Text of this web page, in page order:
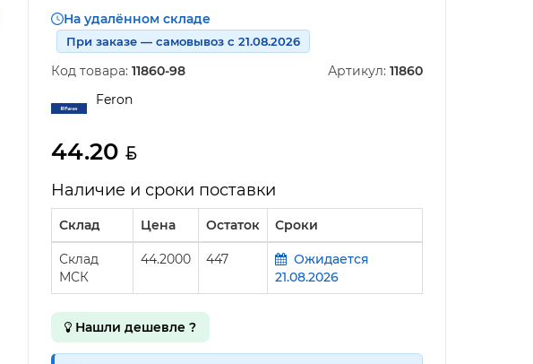
На удалённом складе
При заказе — самовывоз с 21.08.2026
Код товара: 11860-98 Артикул: 11860
Feron
44.20
Наличие и сроки поставки
Склад Цена Остаток Сроки
Склад
МСК
44.2000 447
Ожидается
21.08.2026
Нашли дешевле ?